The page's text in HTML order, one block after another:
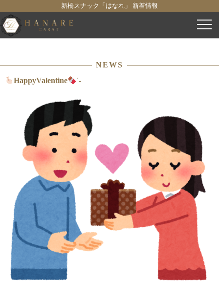
新橋スナック「はなれ」 新着情報
コ
ン
ツ
NEWS
HappyValentine
´-